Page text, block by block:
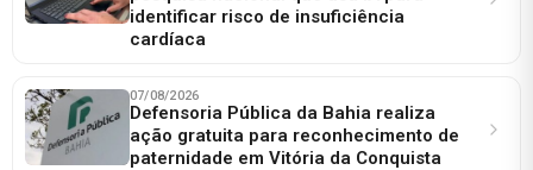
identificar risco de insuficiência
cardíaca
07/08/2026
Defensoria Pública da Bahia realiza
ação gratuita para reconhecimento de
paternidade em Vitória da Conquista